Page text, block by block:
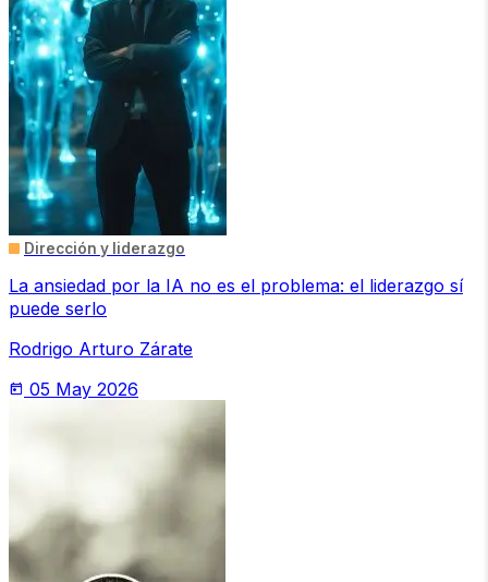
Dirección y liderazgo
La ansiedad por la IA no es el problema: el liderazgo sí
puede serlo
Rodrigo Arturo Zárate
today 05 May 2026